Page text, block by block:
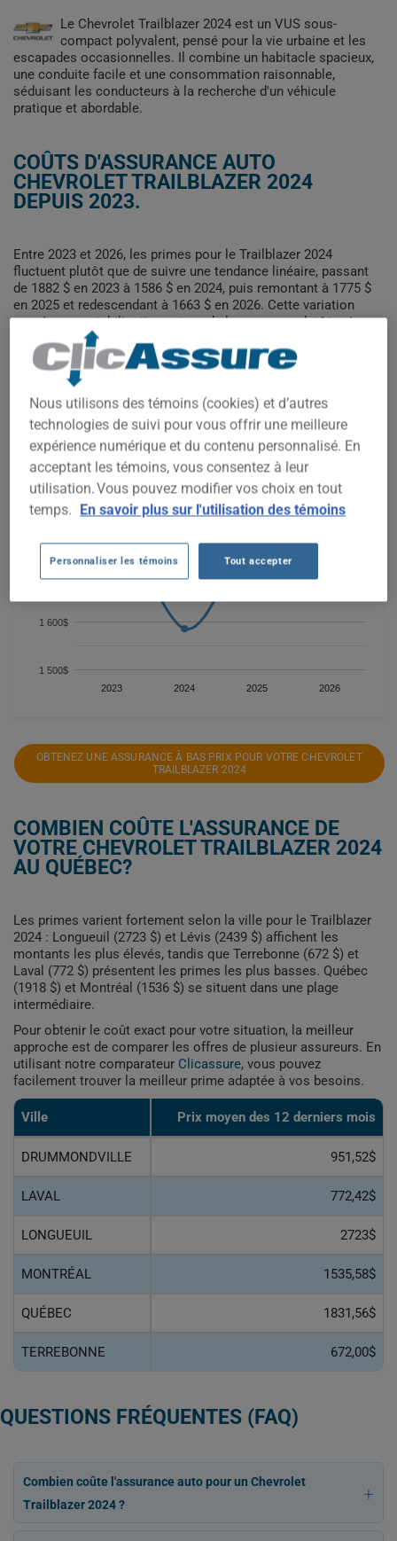
Le Chevrolet Trailblazer 2024 est un VUS sous-
compact polyvalent, pensé pour la vie urbaine et les
escapades occasionnelles. Il combine un habitacle spacieux,
une conduite facile et une consommation raisonnable,
séduisant les conducteurs à la recherche d'un véhicule
pratique et abordable.
COÛTS D'ASSURANCE AUTO
CHEVROLET TRAILBLAZER 2024
DEPUIS 2023.
Entre 2023 et 2026, les primes pour le Trailblazer 2024
fluctuent plutôt que de suivre une tendance linéaire, passant
de 1882 $ en 2023 à 1586 $ en 2024, puis remontant à 1775 $
en 2025 et redescendant à 1663 $ en 2026. Cette variation
suggère une stabilisation autour de la moyenne plutôt qu'une
hausse ou une baisse continue.
Pour trouver la meilleur assurance pour votre véhicule
CHEVROLET TRAILBLAZER 2024, il est plus important que
jamais de comparer les options disponibles.
2023 2024 2025 2026
1 500$
1 600$
1 900$
OBTENEZ UNE ASSURANCE À BAS PRIX POUR VOTRE CHEVROLET
TRAILBLAZER 2024
COMBIEN COÛTE L'ASSURANCE DE
VOTRE CHEVROLET TRAILBLAZER 2024
AU QUÉBEC?
Les primes varient fortement selon la ville pour le Trailblazer
2024 : Longueuil (2723 $) et Lévis (2439 $) affichent les
montants les plus élevés, tandis que Terrebonne (672 $) et
Laval (772 $) présentent les primes les plus basses. Québec
(1918 $) et Montréal (1536 $) se situent dans une plage
intermédiaire.
Pour obtenir le coût exact pour votre situation, la meilleur
approche est de comparer les offres de plusieur assureurs. En
utilisant notre comparateur Clicassure, vous pouvez
facilement trouver la meilleur prime adaptée à vos besoins.
Ville Prix ​​moyen des 12 derniers mois
DRUMMONDVILLE 951,52$
LAVAL 772,42$
LONGUEUIL 2723$
MONTRÉAL 1535,58$
QUÉBEC 1831,56$
TERREBONNE 672,00$
QUESTIONS FRÉQUENTES (FAQ)
Combien coûte l'assurance auto pour un Chevrolet
Trailblazer 2024 ?
Nous utilisons des témoins (cookies) et d’autres
technologies de suivi pour vous offrir une meilleure
expérience numérique et du contenu personnalisé. En
acceptant les témoins, vous consentez à leur
utilisation. Vous pouvez modifier vos choix en tout
temps. En savoir plus sur l'utilisation des témoins
Personnaliser les témoins Tout accepter